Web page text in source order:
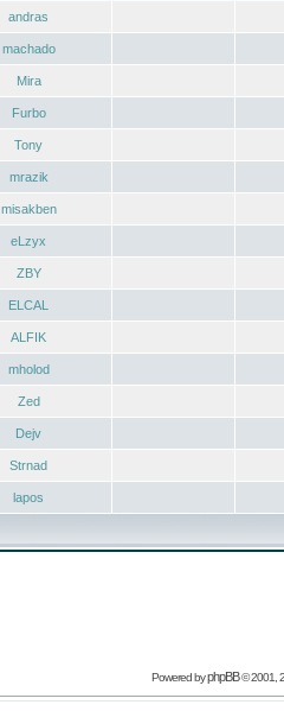
andras
machado
Mira
Furbo
Tony
mrazik
misakben
eLzyx
ZBY
ELCAL
ALFIK
mholod
Zed
Dejv
Strnad
lapos
Powered byphpBB© 2001,